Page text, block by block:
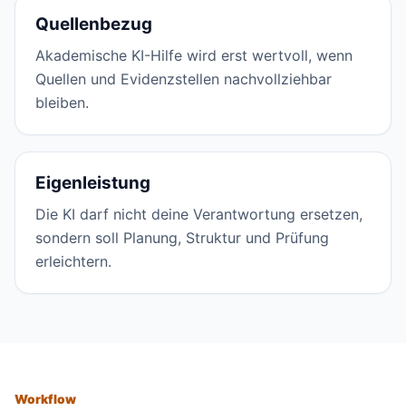
Quellenbezug
Akademische KI-Hilfe wird erst wertvoll, wenn
Quellen und Evidenzstellen nachvollziehbar
bleiben.
Eigenleistung
Die KI darf nicht deine Verantwortung ersetzen,
sondern soll Planung, Struktur und Prüfung
erleichtern.
Workflow